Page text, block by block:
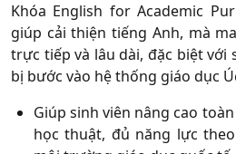
Khóa English for Academic
giúp cải thiện tiếng Anh, mà
trực tiếp và lâu dài, đặc biệt với
bị bước vào hệ thống giáo dục
Giúp sinh viên nâng cao
học thuật, đủ năng lực